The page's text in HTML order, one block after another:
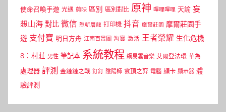
使命召喚手遊 光遇 剪映 區別 區別對比 原神 嗶哩嗶哩 天諭 妄
想山海 對比 微信 怒斬屠龍 打印機 抖音 摩爾莊園 摩爾莊園手
遊 支付寶 明日方舟 江南百景圖 淘寶 激活 王者榮耀 生化危機
8：村莊 男性 筆記本 系統教程 網易雲音樂 艾爾登法環 華為
處理器 評測 金鏟鏟之戰 釘釘 陰陽師 雲頂之弈 電腦 顯卡 顯示器 體
驗評測